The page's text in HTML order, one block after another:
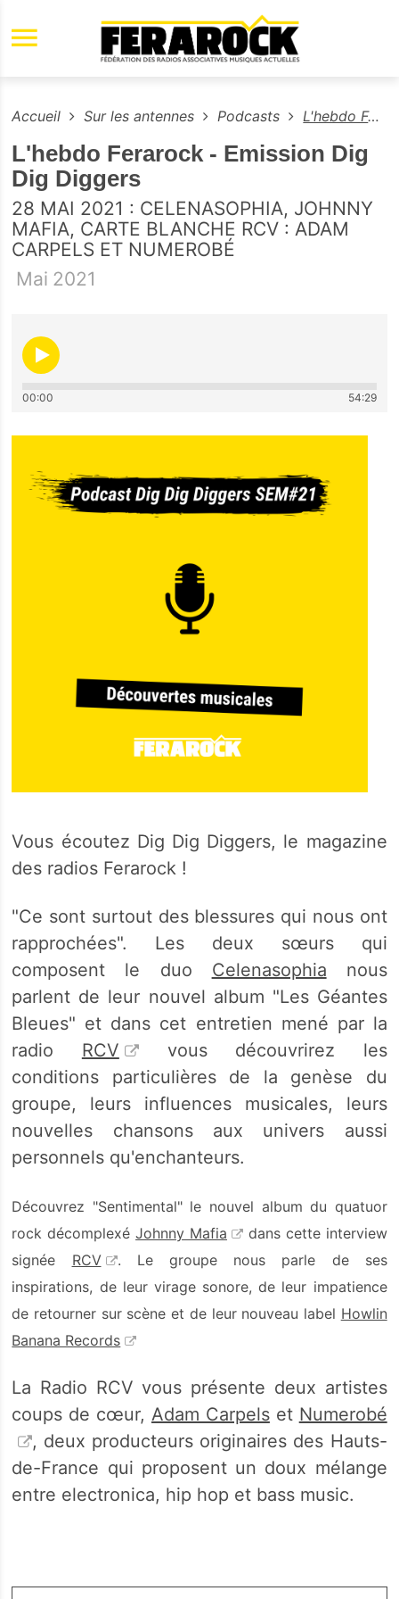
Aller au contenu principal
Accueil Sur les antennes Podcasts L'hebdo Ferarock - Emission Dig Dig Diggers
L'hebdo Ferarock - Emission Dig
Dig Diggers
28 MAI 2021 : CELENASOPHIA, JOHNNY
MAFIA, CARTE BLANCHE RCV : ADAM
CARPELS ET NUMEROBÉ
Mai 2021
00:00 54:29
Vous écoutez Dig Dig Diggers, le magazine
des radios Ferarock !
"Ce sont surtout des blessures qui nous ont
rapprochées". Les deux sœurs qui
composent le duo Celenasophia nous
parlent de leur nouvel album "Les Géantes
Bleues" et dans cet entretien mené par la
radio RCV
vous découvrirez les
conditions particulières de la genèse du
groupe, leurs influences musicales, leurs
nouvelles chansons aux univers aussi
personnels qu'enchanteurs.
Découvrez "Sentimental" le nouvel album du quatuor
rock décomplexéJohnny Mafia
dans cette interview
signée RCV
. Le groupe nous parle de ses
inspirations, de leur virage sonore, de leur impatience
de retourner sur scène et de leur nouveau label Howlin
Banana Records
La Radio RCV vous présente deux artistes
coups de cœur, Adam Carpelset Numerobé
, deux producteurs originaires des Hauts-
de-France qui proposent un doux mélange
entre electronica, hip hop et bass music.